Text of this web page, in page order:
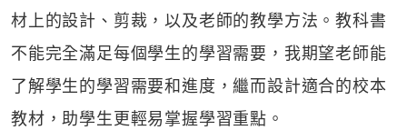
材上的設計、剪裁，以及老師的教學方法。教科書
不能完全滿足每個學生的學習需要，我期望老師能
了解學生的學習需要和進度，繼而設計適合的校本
教材，助學生更輕易掌握學習重點。